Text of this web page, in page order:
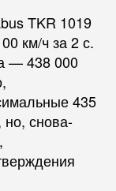
TKR 1019
км/ч за 2 с.
— 438 000
435
но, снова-